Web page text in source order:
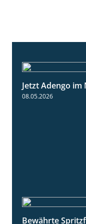
Jetzt Adengo
08.05.2026
Bewährte